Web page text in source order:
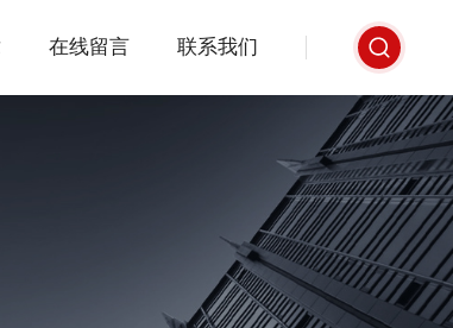
在线留言 联系我们